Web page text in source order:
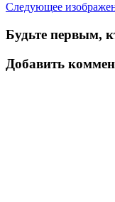
Следующее
Будьте первым,
Добавить